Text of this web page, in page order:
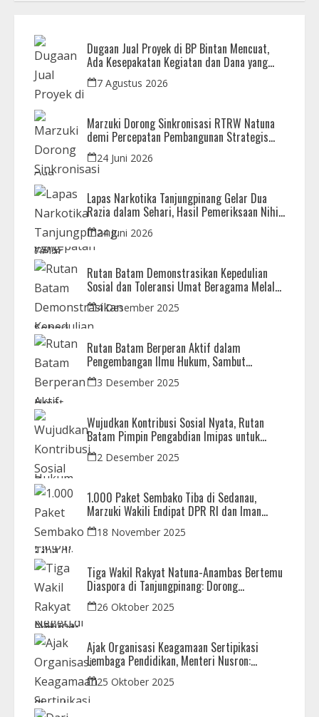
Dugaan Jual Proyek di BP Bintan Mencuat,
Ada Kesepakatan Kegiatan dan Dana yang
Dikembalikan
7 Agustus 2026
Marzuki Dorong Sinkronisasi RTRW Natuna
demi Percepatan Pembangunan Strategis
Daerah
24 Juni 2026
Lapas Narkotika Tanjungpinang Gelar Dua
Razia dalam Sehari, Hasil Pemeriksaan Nihil
Barang Terlarang
24 Juni 2026
Rutan Batam Demonstrasikan Kepedulian
Sosial dan Toleransi Umat Beragama Melalui
Doa Bersama Korban Bencana
4 Desember 2025
Rutan Batam Berperan Aktif dalam
Pengembangan Ilmu Hukum, Sambut
Kunjungan Observasi Mahasiswa UIB
3 Desember 2025
Wujudkan Kontribusi Sosial Nyata, Rutan
Batam Pimpin Pengabdian Imipas untuk
Negeri di Masjid Syahrom Ba’dawi
2 Desember 2025
1.000 Paket Sembako Tiba di Sedanau,
Marzuki Wakili Endipat DPR RI dan Iman
Sutiawan Kawal Reses di Natuna
18 November 2025
Tiga Wakil Rakyat Natuna-Anambas Bertemu
Diaspora di Tanjungpinang: Dorong
Pemekaran Provinsi dan Jamin Pemerataan
Pembangunan
26 Oktober 2025
Ajak Organisasi Keagamaan Sertipikasi
Lembaga Pendidikan, Menteri Nusron:
Sebagai Early Warning System
25 Oktober 2025